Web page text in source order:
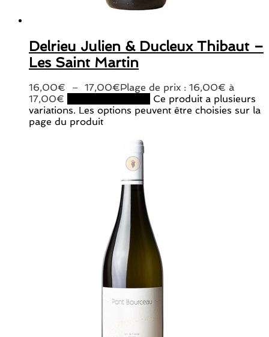
Delrieu Julien & Ducleux Thibaut –
Les Saint Martin
16,00€ – 17,00€Plage de prix : 16,00€ à
17,00€
Ce produit a plusieurs
variations. Les options peuvent être choisies sur la
page du produit